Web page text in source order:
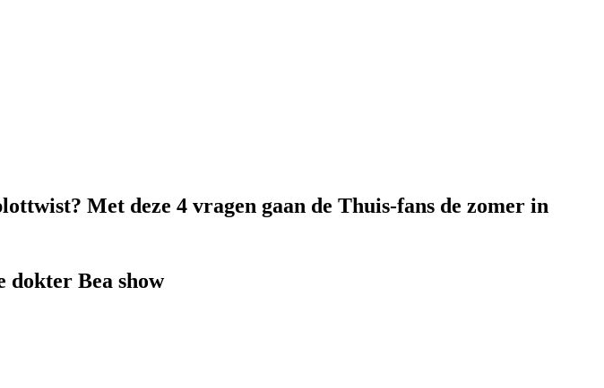
Met deze 4 vragen gaan de Thuis-fans de zomer in
dokter Bea show